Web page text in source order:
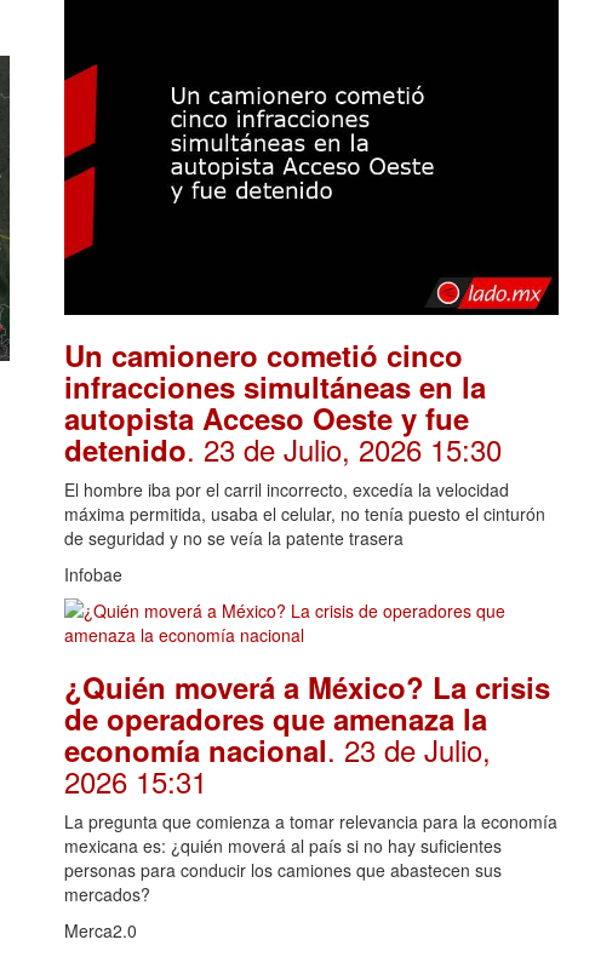
Un camionero cometió cinco
infracciones simultáneas en la
autopista Acceso Oeste y fue
detenido. 23 de Julio, 2026 15:30
El hombre iba por el carril incorrecto, excedía la velocidad
máxima permitida, usaba el celular, no tenía puesto el cinturón
de seguridad y no se veía la patente trasera
Infobae
¿Quién moverá a México? La crisis
de operadores que amenaza la
economía nacional. 23 de Julio,
2026 15:31
La pregunta que comienza a tomar relevancia para la economía
mexicana es: ¿quién moverá al país si no hay suficientes
personas para conducir los camiones que abastecen sus
mercados?
Merca2.0